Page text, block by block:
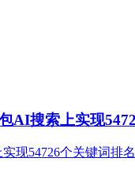
AI搜索上实现
现54726个关键词